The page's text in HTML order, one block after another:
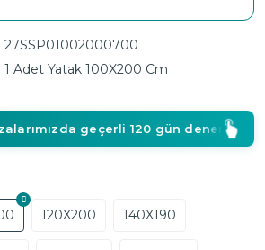
27SSP01002000700
1 Adet Yatak 100X200 Cm
geçerli 120 gün deneme süresi!
120X200 140X190